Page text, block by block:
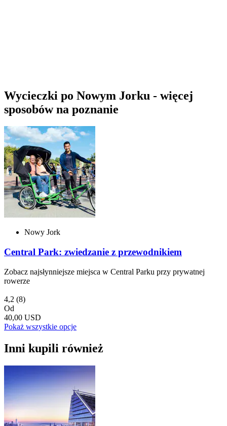
Wycieczki po Nowym Jorku - więcej
sposobów na poznanie
Nowy Jork
Central Park: zwiedzanie z przewodnikiem
Zobacz najsłynniejsze miejsca w Central Parku przy prywatnej
rowerze
4,2 (8)
Od
40,00 USD
Pokaż wszystkie opcje
Inni kupili również